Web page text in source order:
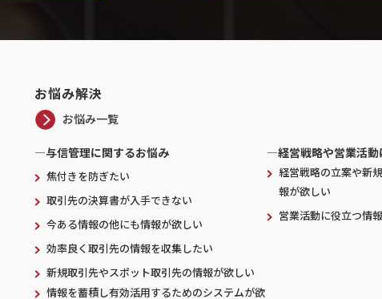
お悩み解決
お悩み一覧
―与信管理に関するお悩み
焦付きを防ぎたい
取引先の決算書が入手できない
今ある情報の他にも情報が欲しい
効率良く取引先の情報を収集したい
新規取引先やスポット取引先の情報が欲しい
情報を蓄積し有効活用するためのシステムが欲
―経営戦略や営業活動
経営戦略の立案や新
報が欲しい
営業活動に役立つ情